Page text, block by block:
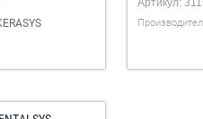
Артикул: